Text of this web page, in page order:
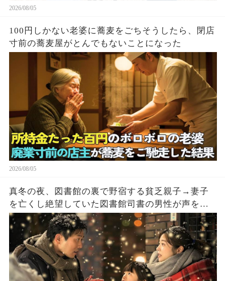
2026/08/05
100円しかない老婆に蕎麦をごちそうしたら、閉店
寸前の蕎麦屋がとんでもないことになった
2026/08/05
真冬の夜、図書館の裏で野宿する貧乏親子→妻子
を亡くし絶望していた図書館司書の男性が声をか
けた結果…